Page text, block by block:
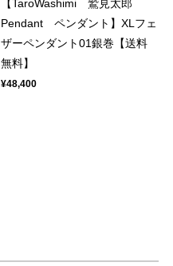
【TaroWashimi 鷲見太郎
Pendant ペンダント】XLフェ
ザーペンダント01銀巻【送料
無料】
¥48,400